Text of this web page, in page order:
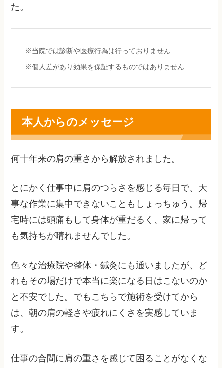
た。
※当院では診断や医療行為は行っておりません
※個人差があり効果を保証するものではありません
本人からのメッセージ
何十年来の肩の重さから解放されました。
とにかく仕事中に肩のつらさを感じる毎日で、大
事な作業に集中できないこともしょっちゅう。帰
宅時には頭痛もして身体が重だるく、家に帰って
も気持ちが晴れませんでした。
色々な治療院や整体・鍼灸にも通いましたが、ど
れもその場だけで本当に楽になる日はこないのか
と不安でした。でもこちらで施術を受けてから
は、朝の肩の軽さや疲れにくさを実感していま
す。
仕事の合間に肩の重さを感じて困ることがなくな